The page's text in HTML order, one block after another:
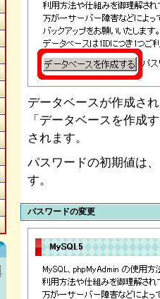
.
データベースが作成さ
「データベースを作成
されます。
パスワードの初期値は
す。
パスワードの変更